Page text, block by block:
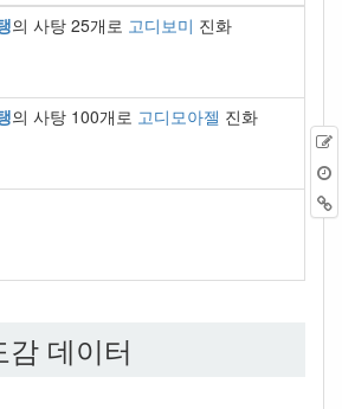
의 사탕 25개로 고디보미 진화
의 사탕 100개로 고디모아젤 진화
데이터